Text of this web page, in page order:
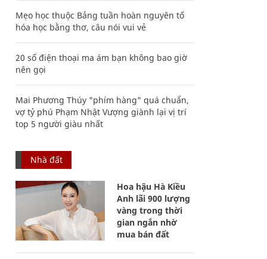
Mẹo học thuộc Bảng tuần hoàn nguyên tố
hóa học bằng thơ, câu nói vui vẻ
20 số điện thoại ma ám bạn không bao giờ
nên gọi
Mai Phương Thúy "phím hàng" quá chuẩn,
vợ tỷ phú Phạm Nhật Vượng giành lại vị trí
top 5 người giàu nhất
Nhà đất
Hoa hậu Hà Kiều
Anh lãi 900 lượng
vàng trong thời
gian ngắn nhờ
mua bán đất